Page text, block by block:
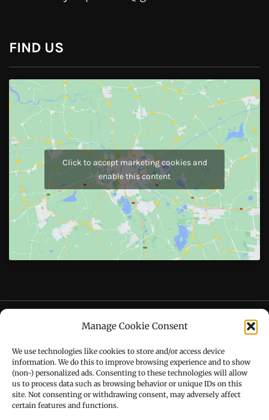
Manage Cookie Consent
We use technologies like cookies to store and/or access device
information. We do this to improve browsing experience and to show
(non-) personalized ads. Consenting to these technologies will allow
us to process data such as browsing behavior or unique IDs on this
site. Not consenting or withdrawing consent, may adversely affect
certain features and functions.
Instagram
JOIN US
Like Us On
Follow Us On
Call : +91-94172-62777
Email : udaydarpannews@gmail.com